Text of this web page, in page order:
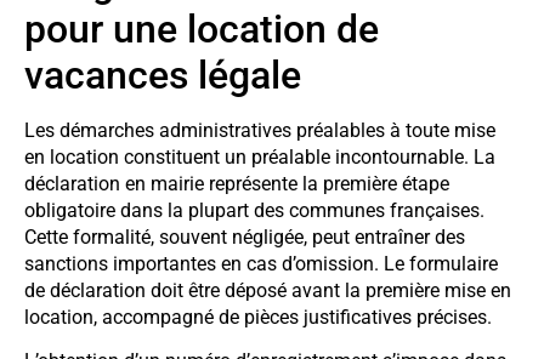
pour une location de
vacances légale
Les démarches administratives préalables à toute mise
en location constituent un préalable incontournable. La
déclaration en mairie représente la première étape
obligatoire dans la plupart des communes françaises.
Cette formalité, souvent négligée, peut entraîner des
sanctions importantes en cas d’omission. Le formulaire
de déclaration doit être déposé avant la première mise en
location, accompagné de pièces justificatives précises.